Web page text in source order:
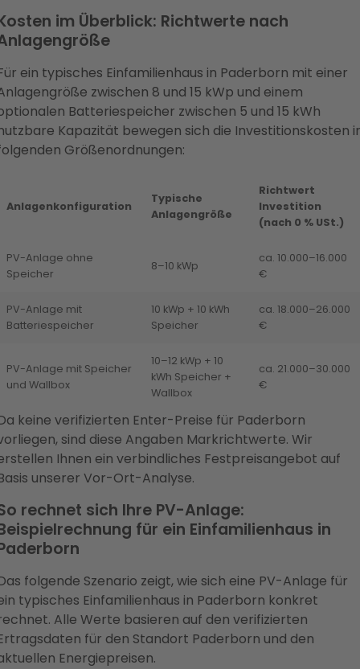
im Überblick: Richtwerte nach
ein typisches Einfamilienhaus in Paderborn mit einer
zwischen 8 und 15 kWp und einem
Batteriespeicher zwischen 5 und 15 kWh
Kapazität bewegen sich die Investitionskosten
Größenordnungen:
Anlagenkonfiguration
Typische
Anlagengröße
Richtwert
Investition
(nach 0 % USt.)
PV-Anlage ohne
Speicher
8–10 kWp
ca. 10.000–16.000
€
PV-Anlage mit
Batteriespeicher
10 kWp + 10 kWh
Speicher
ca. 18.000–26.000
€
PV-Anlage mit Speicher
und Wallbox
10–12 kWp + 10
kWh Speicher +
Wallbox
ca. 21.000–30.000
€
keine verifizierten Enter-Preise für Paderborn
sind diese Angaben Markrichtwerte. Wir
Ihnen ein verbindliches Festpreisangebot auf
unserer Vor-Ort-Analyse.
rechnet sich Ihre PV-Anlage:
für ein Einfamilienhaus in
folgende Szenario zeigt, wie sich eine PV-Anlage für
typisches Einfamilienhaus in Paderborn konkret
Alle Werte basieren auf den verifizierten
für den Standort Paderborn und den
Energiepreisen.